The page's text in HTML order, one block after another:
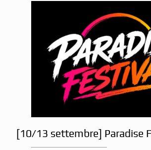
[10/13 settembre] Paradise